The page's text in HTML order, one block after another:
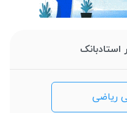
ریاضی